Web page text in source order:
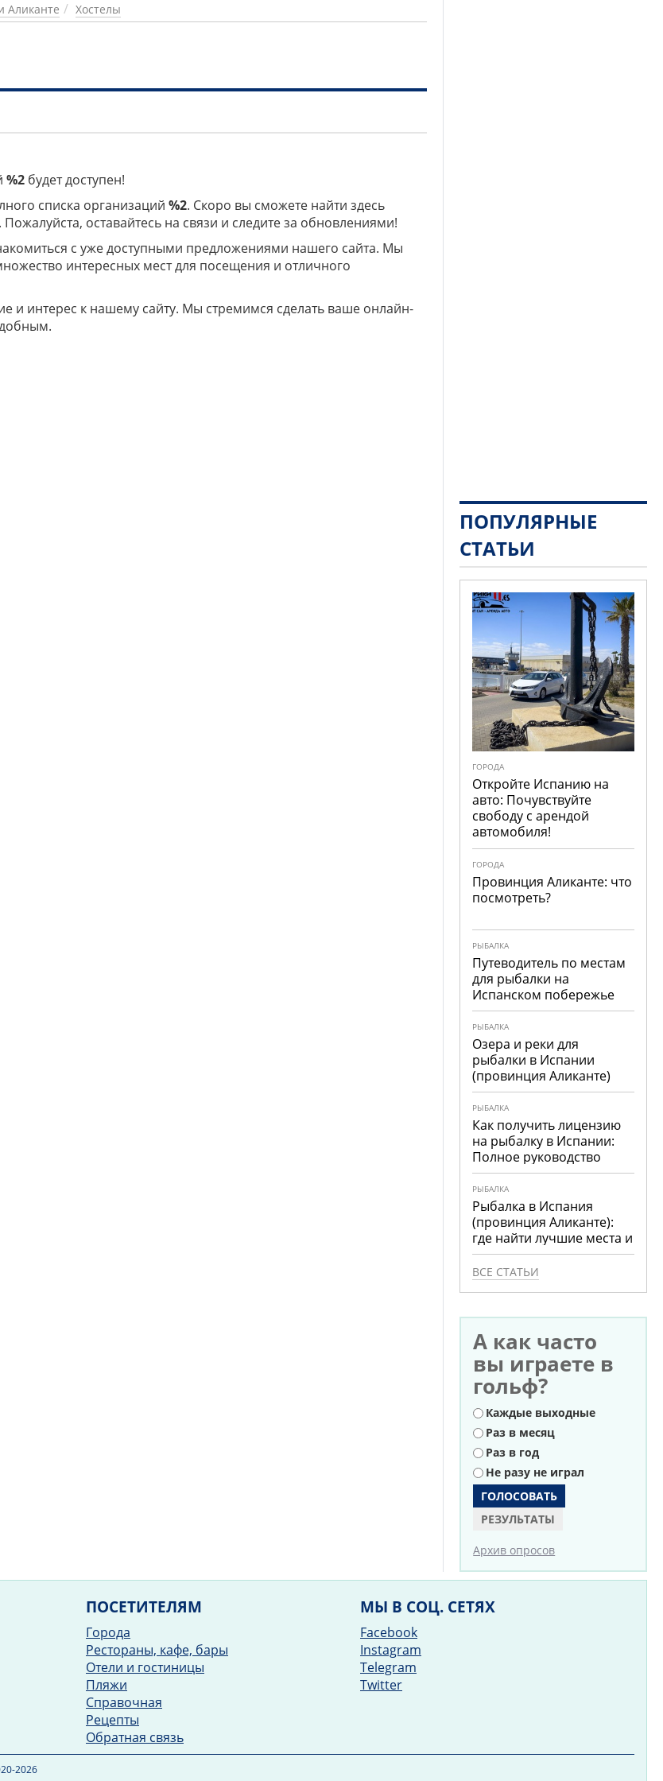
Аликанте Хостелы
%2 будет доступен!
списка организаций %2. Скоро вы сможете найти здесь
оставайтесь на связи и следите за обновлениями!
с уже доступными предложениями нашего сайта. Мы
интересных мест для посещения и отличного
и интерес к нашему сайту. Мы стремимся сделать ваше онлайн-
ПОПУЛЯРНЫЕ
СТАТЬИ
ГОРОДА
Откройте Испанию на
авто: Почувствуйте
свободу с арендой
автомобиля!
ГОРОДА
Провинция Аликанте: что
посмотреть?
РЫБАЛКА
Путеводитель по местам
для рыбалки на
Испанском побережье
РЫБАЛКА
Озера и реки для
рыбалки в Испании
(провинция Аликанте)
РЫБАЛКА
Как получить лицензию
на рыбалку в Испании:
Полное руководство
РЫБАЛКА
Рыбалка в Испания
(провинция Аликанте):
где найти лучшие места и
что ловить
ВСЕ СТАТЬИ
А как часто
вы играете в
гольф?
Варианты
Каждые выходные
Раз в месяц
Раз в год
Не разу не играл
РЕЗУЛЬТАТЫ
Архив опросов
ПОСЕТИТЕЛЯМ
Города
Рестораны, кафе, бары
Отели и гостиницы
Пляжи
Справочная
Рецепты
Обратная связь
МЫ В СОЦ. СЕТЯХ
Facebook
Instagram
Telegram
Twitter
2026